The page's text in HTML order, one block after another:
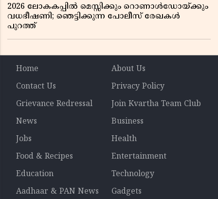
2026 ലോകകപ്പിൽ മെസ്സിക്കും റൊണാൾഡോയ്ക്കും
വധഭീഷണി; ഞെട്ടിക്കുന്ന പോലീസ് രേഖകൾ
പുറത്ത്
Home
About Us
Contact Us
Privacy Policy
Grievance Redressal
Join Kvartha Team Club
News
Business
Jobs
Health
Food & Recipes
Entertainment
Education
Technology
Aadhaar & PAN News
Gadgets